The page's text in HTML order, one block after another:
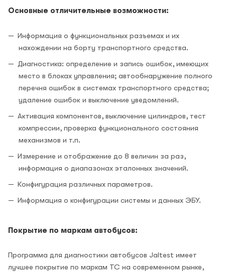
Основные отличительные возможности:
Информация о функциональных разъемах и их
нахождении на борту транспортного средства.
Диагностика: определение и запись ошибок, имеющих
место в блоках управления; автообнаружение полного
перечня ошибок в системах транспортного средства;
удаление ошибок и выключение уведомлений.
Активация компонентов, выключение цилиндров, тест
компрессии, проверка функционального состояния
механизмов и т.п.
Измерение и отображение до 8 величин за раз,
информация о диапазонах эталонных значений.
Конфигурация различных параметров.
Информация о конфигурации системы и данных ЭБУ.
Покрытие по маркам автобусов:
Программа для диагностики автобусов Jaltest имеет
лучшее покрытие по маркам ТС на современном рынке,